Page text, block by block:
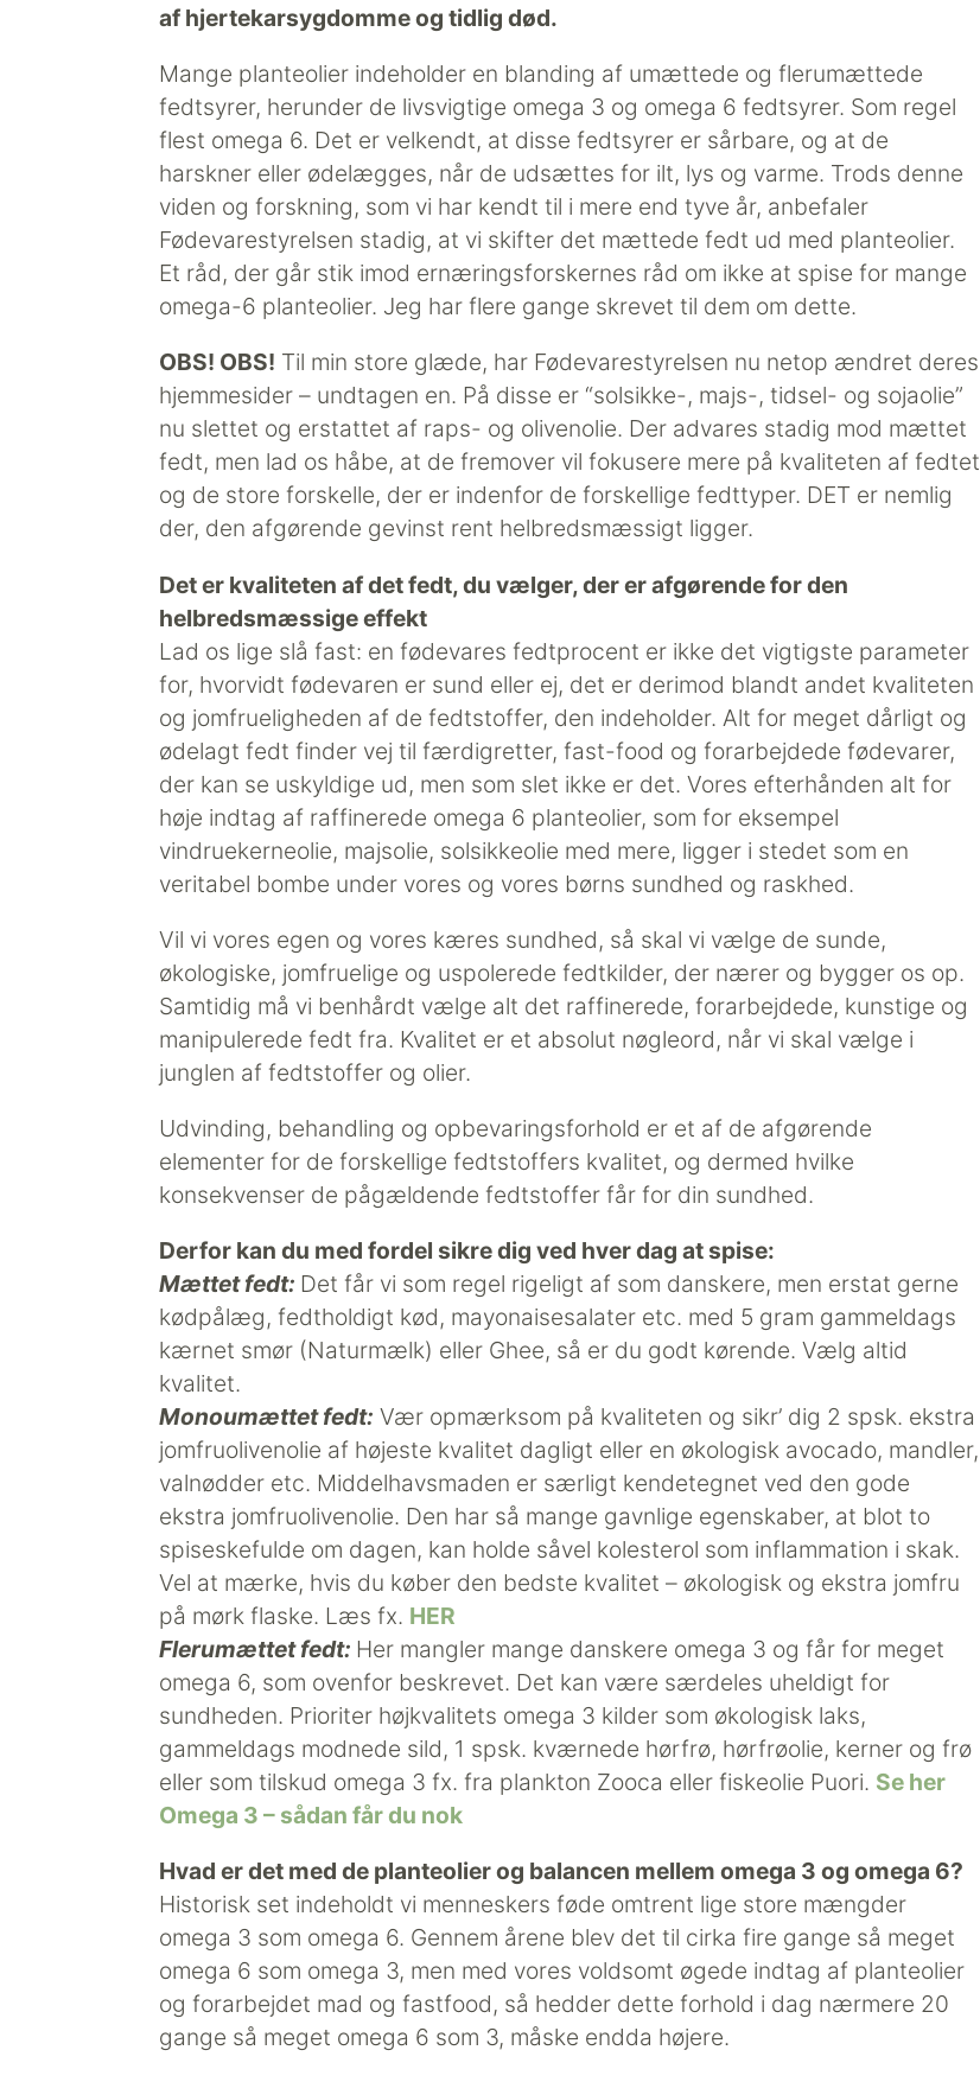
af hjertekarsygdommeog tidlig død.
Mange planteolier indeholder en blanding af umættede og flerumættede
fedtsyrer, herunder de livsvigtige omega 3 og omega 6 fedtsyrer. Som regel
flest omega 6. Det er velkendt, at disse fedtsyrer er sårbare, og at de
harskner eller ødelægges, når de udsættes for ilt, lys og varme. Trods denne
viden og forskning, som vi har kendt til i mere end tyve år, anbefaler
Fødevarestyrelsen stadig, at vi skifter det mættede fedt ud med planteolier.
Et råd, der går stik imod ernæringsforskernes råd om ikke at spise for mange
omega-6 planteolier. Jeg har flere gange skrevet til dem om dette.
OBS! OBS! Til min store glæde, har Fødevarestyrelsen nu netop ændret deres
hjemmesider – undtagen en. På disse er “solsikke-, majs-, tidsel- og sojaolie”
nu slettet og erstattet af raps- og olivenolie. Der advares stadig mod mættet
fedt, men lad os håbe, at de fremover vil fokusere mere på kvaliteten af fedtet
og de store forskelle, der er indenfor de forskellige fedttyper. DET er nemlig
der, den afgørende gevinst rent helbredsmæssigt ligger.
Det er kvaliteten af det fedt, du vælger, der er afgørende for den
helbredsmæssige effekt
Lad os lige slå fast: en fødevares fedtprocent er ikke det vigtigste parameter
for, hvorvidt fødevaren er sund eller ej, det er derimod blandt andet kvaliteten
og jomfrueligheden af de fedtstoffer, den indeholder. Alt for meget dårligt og
ødelagt fedt finder vej til færdigretter, fast-food og forarbejdede fødevarer,
der kan se uskyldige ud, men som slet ikke er det. Vores efterhånden alt for
høje indtag af raffinerede omega 6 planteolier, som for eksempel
vindruekerneolie, majsolie, solsikkeolie med mere, ligger i stedet som en
veritabel bombe under vores og vores børns sundhed og raskhed.
Vil vi vores egen og vores kæres sundhed, så skal vi vælge de sunde,
økologiske, jomfruelige og uspolerede fedtkilder, der nærer og bygger os op.
Samtidig må vi benhårdt vælge alt det raffinerede, forarbejdede, kunstige og
manipulerede fedt fra. Kvalitet er et absolut nøgleord, når vi skal vælge i
junglen af fedtstoffer og olier.
Udvinding, behandling og opbevaringsforhold er et af de afgørende
elementer for de forskellige fedtstoffers kvalitet, og dermed hvilke
konsekvenser de pågældende fedtstoffer får for din sundhed.
Derfor kan du med fordel sikre dig ved hver dag at spise:
Mættet fedt: Det får vi som regel rigeligt af som danskere, men erstat gerne
kødpålæg, fedtholdigt kød, mayonaisesalater etc. med 5 gram gammeldags
kærnet smør (Naturmælk) eller Ghee, så er du godt kørende. Vælg altid
kvalitet.
Monoumættet fedt: Vær opmærksom på kvaliteten og sikr’ dig 2 spsk. ekstra
jomfruolivenolie af højeste kvalitet dagligt eller en økologisk avocado, mandler,
valnødder etc. Middelhavsmaden er særligt kendetegnet ved den gode
ekstra jomfruolivenolie. Den har så mange gavnlige egenskaber, at blot to
spiseskefulde om dagen, kan holde såvel kolesterol som inflammation i skak.
Vel at mærke, hvis du køber den bedste kvalitet – økologisk og ekstra jomfru
på mørk flaske. Læs fx. HER
Flerumættet fedt: Her mangler mange danskere omega 3 og får for meget
omega 6, som ovenfor beskrevet. Det kan være særdeles uheldigt for
sundheden. Prioriter højkvalitets omega 3 kilder som økologisk laks,
gammeldags modnede sild, 1 spsk. kværnede hørfrø, hørfrøolie, kerner og frø
eller som tilskud omega 3 fx. fra plankton Zooca eller fiskeolie Puori. Se her
Omega 3 – sådan får du nok
Hvad er det med de planteolier og balancen mellem omega 3 og omega 6?
Historisk set indeholdt vi menneskers føde omtrent lige store mængder
omega 3 som omega 6. Gennem årene blev det til cirka fire gange så meget
omega 6 som omega 3, men med vores voldsomt øgede indtag af planteolier
og forarbejdet mad og fastfood, så hedder dette forhold i dag nærmere 20
gange så meget omega 6 som 3, måske endda højere.